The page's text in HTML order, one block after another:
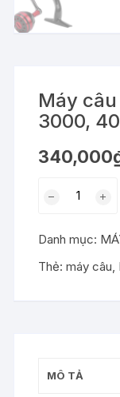
Máy
3000,
340,000
đứng
Deukio
số
Danh mục:
Thẻ:máy câu
MÔ TẢ